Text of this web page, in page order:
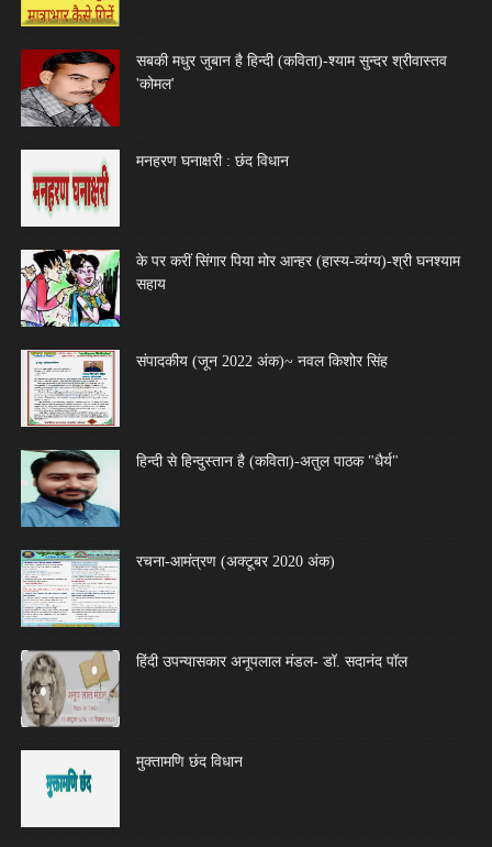
सबकी मधुर जुबान है हिन्दी (कविता)-श्याम सुन्दर श्रीवास्तव
'कोमल'
मनहरण घनाक्षरी : छंद विधान
के पर करीं सिंगार पिया मोर आन्हर (हास्य-व्यंग्य)-श्री घनश्याम
सहाय
संपादकीय (जून 2022 अंक)~ नवल किशोर सिंह
हिन्दी से हिन्दुस्तान है (कविता)-अतुल पाठक "धैर्य"
रचना-आमंत्रण (अक्टूबर 2020 अंक)
हिंदी उपन्यासकार अनूपलाल मंडल- डॉ. सदानंद पॉल
मुक्तामणि छंद विधान